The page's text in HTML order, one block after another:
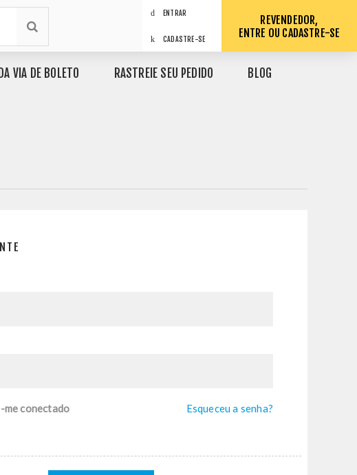
ENTRAR
CADASTRE-SE
REVENDEDOR,
ENTRE OU CADASTRE-SE
VIA DE BOLETO RASTREIE SEU PEDIDO BLOG
me conectado Esqueceu a senha?